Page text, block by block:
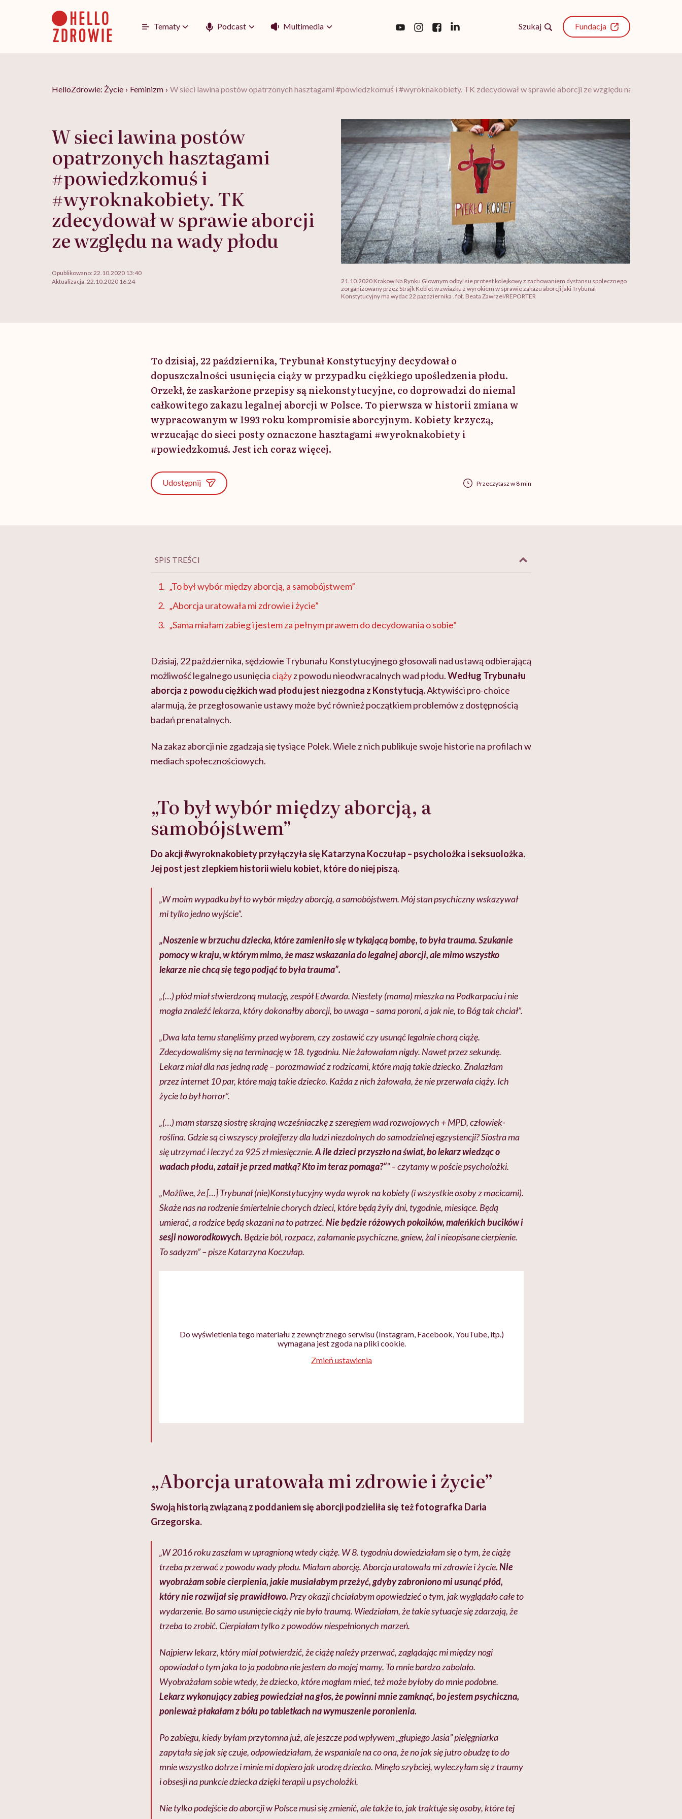
Tematy Podcast Multimedia Szukaj Fundacja
HelloZdrowie: Życie › Feminizm › W sieci lawina postów opatrzonych hasztagami #powiedzkomuś i #wyroknakobiety. TK zdecydował w sprawie aborcji ze względu na wady płodu
W sieci lawina postów
opatrzonych hasztagami
#powiedzkomuś i
#wyroknakobiety. TK
zdecydował w sprawie aborcji
ze względu na wady płodu
Opublikowano: 22.10.2020 13:40
Aktualizacja: 22.10.2020 16:24
21.10.2020 Krakow Na Rynku Glownym odbyl sie protest kolejkowy z zachowaniem dystansu spolecznego
zorganizowany przez Strajk Kobiet w zwiazku z wyrokiem w sprawie zakazu aborcji jaki Trybunal
Konstytucyjny ma wydac 22 pazdziernika . fot. Beata Zawrzel/REPORTER
To dzisiaj, 22 października, Trybunał Konstytucyjny decydował o
dopuszczalności usunięcia ciąży w przypadku ciężkiego upośledzenia płodu.
Orzekł, że zaskarżone przepisy są niekonstytucyjne, co doprowadzi do niemal
całkowitego zakazu legalnej aborcji w Polsce. To pierwsza w historii zmiana w
wypracowanym w 1993 roku kompromisie aborcyjnym. Kobiety krzyczą,
wrzucając do sieci posty oznaczone hasztagami #wyroknakobiety i
#powiedzkomuś. Jest ich coraz więcej.
Udostępnij Przeczytasz w 8 min
SPIS TREŚCI
„To był wybór między aborcją, a samobójstwem”
„Aborcja uratowała mi zdrowie i życie”
„Sama miałam zabieg i jestem za pełnym prawem do decydowania o sobie”
Dzisiaj, 22 października, sędziowie Trybunału Konstytucyjnego głosowali nad ustawą odbierającą
możliwość legalnego usunięcia ciążyz powodu nieodwracalnych wad płodu.Według Trybunału
aborcja z powodu ciężkich wad płodu jest niezgodna z Konstytucją.Aktywiści pro-choice
alarmują, że przegłosowanie ustawy może być również początkiem problemów z dostępnością
badań prenatalnych.
Na zakaz aborcji nie zgadzają się tysiące Polek. Wiele z nich publikuje swoje historie na profilach w
mediach społecznościowych.
„To był wybór między aborcją, a
samobójstwem”
Do akcji #wyroknakobiety przyłączyła się Katarzyna Koczułap – psycholożka i seksuolożka.
Jej post jest zlepkiem historii wielu kobiet, które do niej piszą.
„W moim wypadku był to wybór między aborcją, a samobójstwem. Mój stan psychiczny wskazywał
mi tylko jedno wyjście”.
„Noszenie w brzuchu dziecka, które zamieniło się w tykającą bombę, to była trauma. Szukanie
pomocy w kraju, w którym mimo, że masz wskazania do legalnej aborcji, ale mimo wszystko
lekarze nie chcą się tego podjąć to była trauma”.
„(…) płód miał stwierdzoną mutację, zespół Edwarda. Niestety (mama) mieszka na Podkarpaciu i nie
mogła znaleźć lekarza, który dokonałby aborcji, bo uwaga – sama poroni, a jak nie, to Bóg tak chciał”.
„Dwa lata temu stanęliśmy przed wyborem, czy zostawić czy usunąć legalnie chorą ciążę.
Zdecydowaliśmy się na terminację w 18. tygodniu. Nie żałowałam nigdy. Nawet przez sekundę.
Lekarz miał dla nas jedną radę – porozmawiać z rodzicami, które mają takie dziecko. Znalazłam
przez internet 10 par, które mają takie dziecko. Każda z nich żałowała, że nie przerwała ciąży. Ich
życie to był horror”.
„(…) mam starszą siostrę skrajną wcześniaczkę z szeregiem wad rozwojowych + MPD, człowiek-
roślina. Gdzie są ci wszyscy prolejferzy dla ludzi niezdolnych do samodzielnej egzystencji? Siostra ma
się utrzymać i leczyć za 925 zł miesięcznie.A ile dzieci przyszło na świat, bo lekarz wiedząc o
wadach płodu, zataił je przed matką? Kto im teraz pomaga?”” – czytamy w poście psycholożki.
„Możliwe, że […] Trybunał (nie)Konstytucyjny wyda wyrok na kobiety (i wszystkie osoby z macicami).
Skaże nas na rodzenie śmiertelnie chorych dzieci, które będą żyły dni, tygodnie, miesiące. Będą
umierać, a rodzice będą skazani na to patrzeć.Nie będzie różowych pokoików, maleńkich bucików i
sesji noworodkowych. Będzie ból, rozpacz, załamanie psychiczne, gniew, żal i nieopisane cierpienie.
To sadyzm” – pisze Katarzyna Koczułap.
Do wyświetlenia tego materiału z zewnętrznego serwisu (Instagram, Facebook, YouTube, itp.)
wymagana jest zgoda na pliki cookie.
Zmień ustawienia
„Aborcja uratowała mi zdrowie i życie”
Swoją historią związaną z poddaniem się aborcji podzieliła się też fotografka Daria
Grzegorska.
„W 2016 roku zaszłam w upragnioną wtedy ciążę. W 8. tygodniu dowiedziałam się o tym, że ciążę
trzeba przerwać z powodu wady płodu. Miałam aborcję. Aborcja uratowała mi zdrowie i życie.Nie
wyobrażam sobie cierpienia, jakie musiałabym przeżyć, gdyby zabroniono mi usunąć płód,
który nie rozwijał się prawidłowo. Przy okazji chciałabym opowiedzieć o tym, jak wyglądało całe to
wydarzenie. Bo samo usunięcie ciąży nie było traumą. Wiedziałam, że takie sytuacje się zdarzają, że
trzeba to zrobić. Cierpiałam tylko z powodów niespełnionych marzeń.
Najpierw lekarz, który miał potwierdzić, że ciążę należy przerwać, zaglądając mi między nogi
opowiadał o tym jaka to ja podobna nie jestem do mojej mamy. To mnie bardzo zabolało.
Wyobrażałam sobie wtedy, że dziecko, które mogłam mieć, też może byłoby do mnie podobne.
Lekarz wykonujący zabieg powiedział na głos, że powinni mnie zamknąć, bo jestem psychiczna,
ponieważ płakałam z bólu po tabletkach na wymuszenie poronienia.
Po zabiegu, kiedy byłam przytomna już, ale jeszcze pod wpływem „głupiego Jasia” pielęgniarka
zapytała się jak się czuje, odpowiedziałam, że wspaniale na co ona, że no jak się jutro obudzę to do
mnie wszystko dotrze i minie mi dopiero jak urodzę dziecko. Minęło szybciej, wyleczyłam się z traumy
i obsesji na punkcie dziecka dzięki terapii u psycholożki.
Nie tylko podejście do aborcji w Polsce musi się zmienić, ale także to, jak traktuje się osoby, które tej